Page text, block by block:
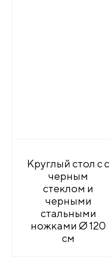
Круглый стол с с
черным
стеклом и
черными
стальными
ножками Ø 120
см